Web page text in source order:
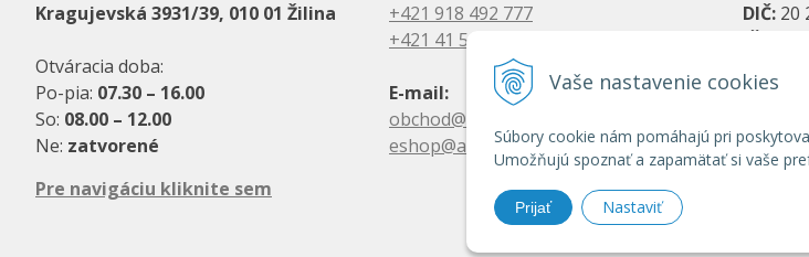
Vaše nastavenie cookies
Súbory cookie nám pomáhajú pri
Umožňujú spoznať a zapamätať si vaše
Prijať Nastaviť
Kragujevská 3931/39, 010 01 Žilina
Otváracia doba:
Po-pia: 07.30 – 16.00
So: 08.00 – 12.00
Ne: zatvorené
Pre navigáciu kliknite sem
+421 918 492 777
+421 41 500 6883
E-mail:
obchod@akces.sk
eshop@akces.sk
DIČ: 20